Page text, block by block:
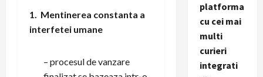
1. Mentinerea constanta a
interfetei umane
– procesul de vanzare
platforma
cu cei mai
multi
curieri
integrati